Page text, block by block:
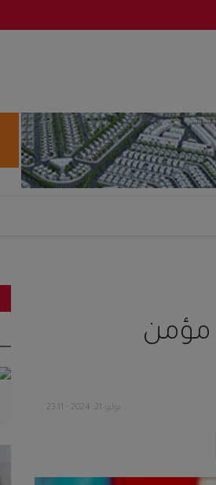
مؤمن
يوليو 21, 2024 - 23:11